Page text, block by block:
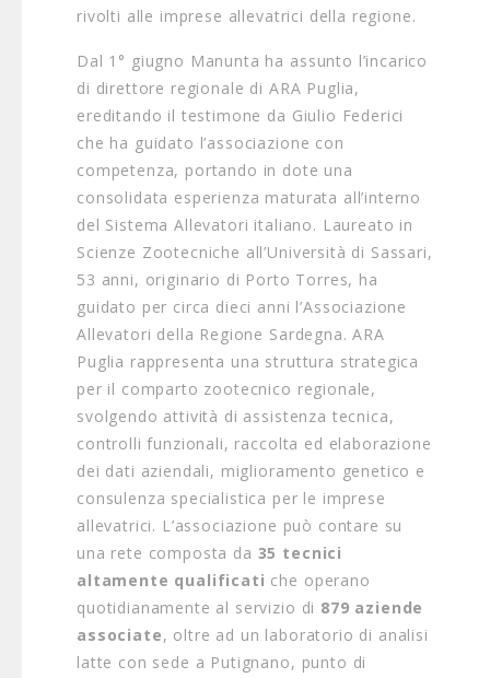
rivolti alle imprese allevatrici della regione.
Dal 1° giugno Manunta ha assunto l’incarico
di direttore regionale di ARA Puglia,
ereditando il testimone da Giulio Federici
che ha guidato l’associazione con
competenza, portando in dote una
consolidata esperienza maturata all’interno
del Sistema Allevatori italiano. Laureato in
Scienze Zootecniche all’Università di Sassari,
53 anni, originario di Porto Torres, ha
guidato per circa dieci anni l’Associazione
Allevatori della Regione Sardegna. ARA
Puglia rappresenta una struttura strategica
per il comparto zootecnico regionale,
svolgendo attività di assistenza tecnica,
controlli funzionali, raccolta ed elaborazione
dei dati aziendali, miglioramento genetico e
consulenza specialistica per le imprese
allevatrici. L’associazione può contare su
una rete composta da 35 tecnici
altamente qualificati che operano
quotidianamente al servizio di 879 aziende
associate, oltre ad un laboratorio di analisi
latte con sede a Putignano, punto di